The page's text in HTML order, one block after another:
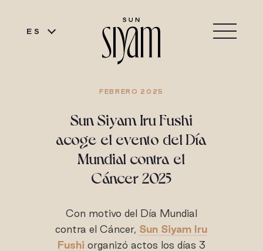
ES
FEBRERO 2025
Sun Siyam Iru Fushi
acoge el evento del Día
Mundial contra el
Cáncer 2025
Con motivo del Día Mundial
contra el Cáncer, Sun Siyam Iru
Fushi organizó actos los días 3